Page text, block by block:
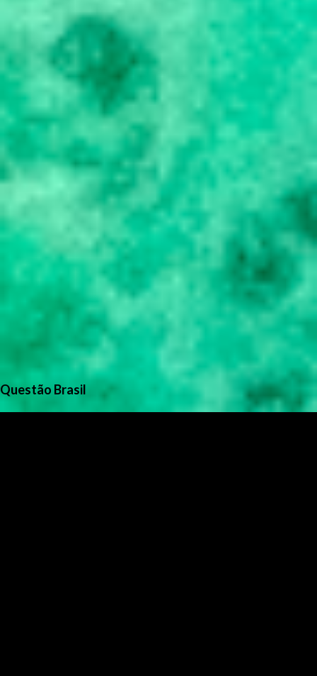
Questão Brasil